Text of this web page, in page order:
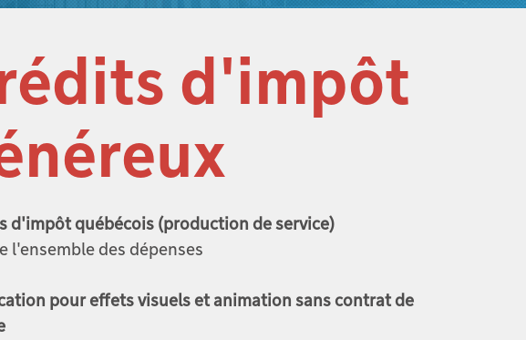
d'impôt
d'impôt québécois (production de service)
l'ensemble des dépenses
pour effets visuels et animation sans contrat de